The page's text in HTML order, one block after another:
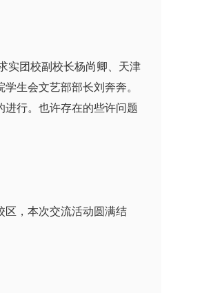
实团校副校长杨尚卿、天津
生会文艺部部长刘奔奔。
进行。也许存在的些许问题
，本次交流活动圆满结